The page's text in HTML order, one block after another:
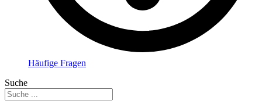
Häufige Fragen
Suche